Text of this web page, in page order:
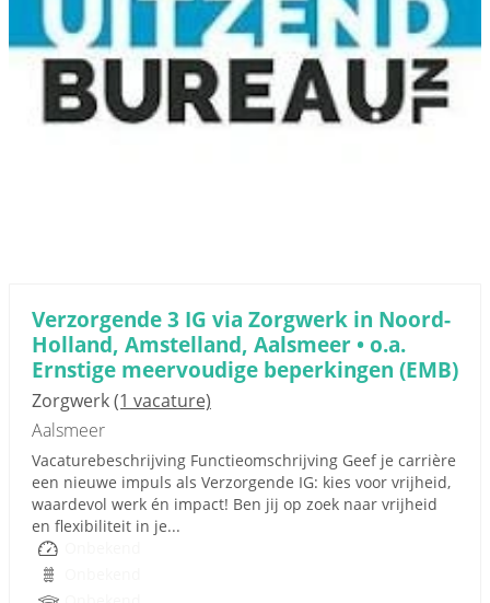
Verzorgende 3 IG via Zorgwerk in Noord-
Holland, Amstelland, Aalsmeer • o.a.
Ernstige meervoudige beperkingen (EMB)
Zorgwerk(1 vacature)
Aalsmeer
Vacaturebeschrijving Functieomschrijving Geef je carrière
een nieuwe impuls als Verzorgende IG: kies voor vrijheid,
waardevol werk én impact! Ben jij op zoek naar vrijheid
en flexibiliteit in je...